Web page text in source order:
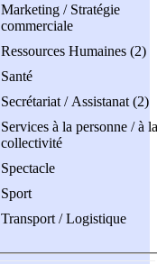
Marketing / Stratégie
commerciale
Ressources Humaines (2)
Santé
Secrétariat / Assistanat (2)
Services à la personne / à la
collectivité
Spectacle
Sport
Transport / Logistique